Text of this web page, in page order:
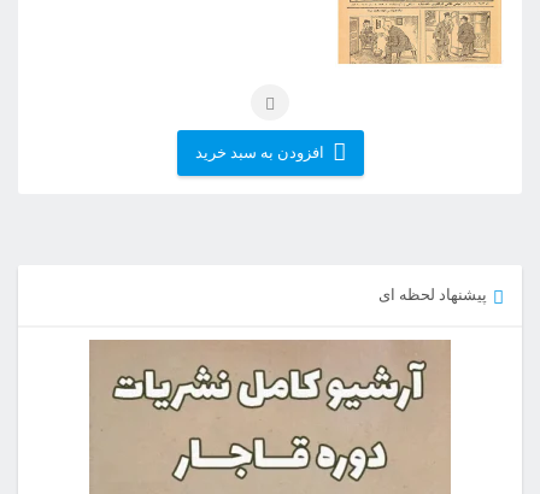
افزودن به سبد خرید
پیشنهاد لحظه ای